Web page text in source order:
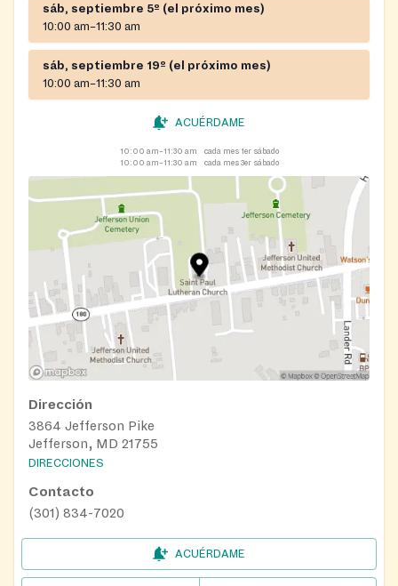
sáb, septiembre 5º (el próximo mes)
10:00 am–11:30 am
sáb, septiembre 19º (el próximo mes)
10:00 am–11:30 am
ACUÉRDAME
10:00 am–11:30 am
cada mes 1er sábado
10:00 am–11:30 am
cada mes 3er sábado
Dirección
3864 Jefferson Pike
Jefferson, MD 21755
DIRECCIONES
Contacto
(301) 834-7020
ACUÉRDAME